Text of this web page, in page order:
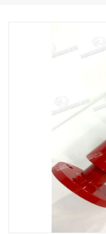
防垢除垢
工业除垢